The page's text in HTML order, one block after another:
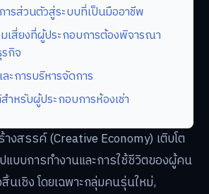
ารส่วนตัวสู่ระบบที่เป็นมืออาชีพ
มเสี่ยงที่ผู้ประกอบการต้องพิจารณา
กิจ
ะการบริหารจัดการ
ำหรับผู้ประกอบการห้องเช่า
งสรรค์ (Creative Economy) เติบโต
แบบการทำงานและการใช้ชีวิตของผู้คน
นเชิง โดยเฉพาะกลุ่มคนรุ่นใหม่,